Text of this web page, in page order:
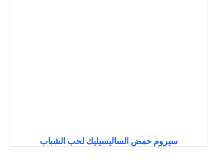
سيروم حمض الساليسيليك لحب الشباب